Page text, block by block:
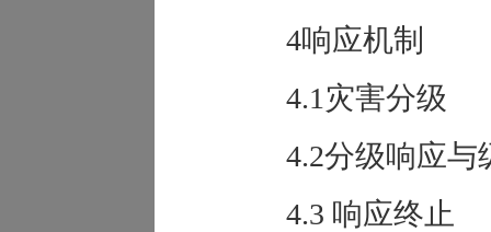
4响应机制
4.1灾害分级
4.2分级响应与
4.3 响应终止